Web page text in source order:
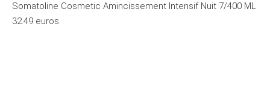
Somatoline Cosmetic Amincissement Intensif Nuit 7/400 ML
32.49 euros